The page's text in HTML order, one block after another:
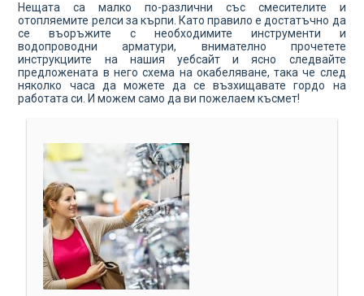
Нещата са малко по-различни със смесителите и
отопляемите релси за кърпи. Като правило е достатъчно да
се въоръжите с необходимите инструменти и
водопроводни арматури, внимателно прочетете
инструкциите на нашия уебсайт и ясно следвайте
предложената в него схема на окабеляване, така че след
няколко часа да можете да се възхищавате гордо на
работата си. И можем само да ви пожелаем късмет!